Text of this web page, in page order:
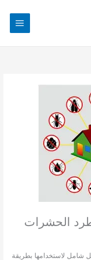
الحشرات
شامل لاستخدامها بطريقة